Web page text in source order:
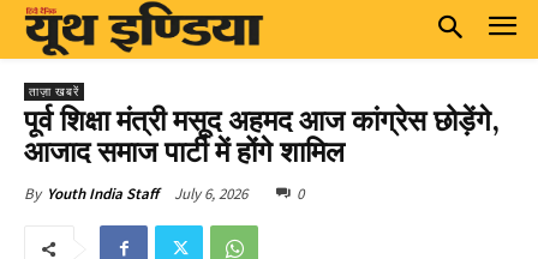
ताज़ा खबरें
पूर्व शिक्षा मंत्री मसूद अहमद आज कांग्रेस छोड़ेंगे,
आजाद समाज पार्टी में होंगे शामिल
By Youth India Staff July 6, 2026 0